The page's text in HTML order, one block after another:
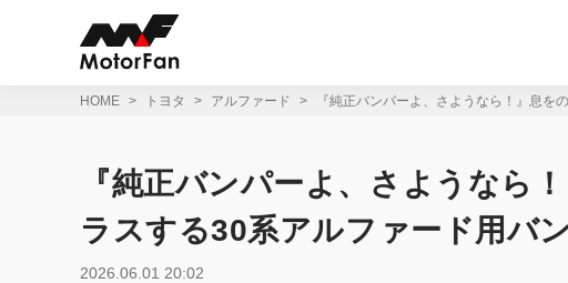
HOME トヨタ アルファード 『純正バンパーよ、さようなら！』息
『純正バンパーよ、さようなら
ラスする30系アルファード用バ
2026.06.01 20:02